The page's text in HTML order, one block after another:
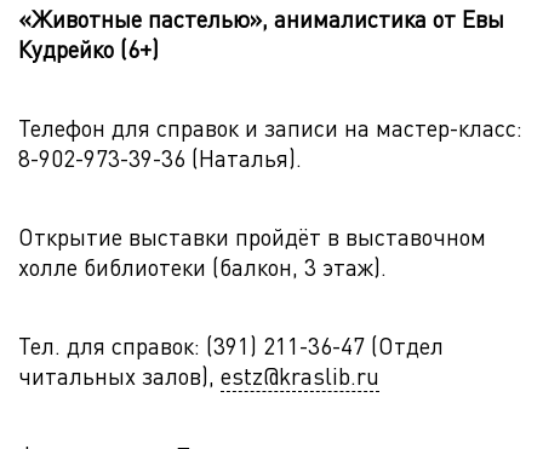
«Животные пастелью», анималистика от Евы
Кудрейко (6+)
Телефон для справок и записи на мастер-класс:
8-902-973-39-36 (Наталья).
Открытие выставки пройдёт в выставочном
холле библиотеки (балкон, 3 этаж).
Тел. для справок: (391) 211-36-47 (Отдел
читальных залов), estz@kraslib.ru